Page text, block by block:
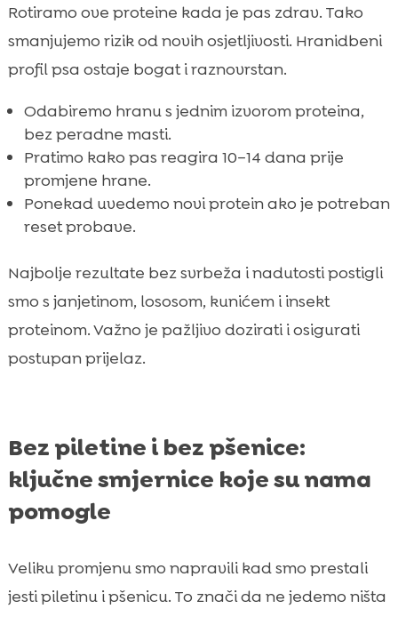
Rotiramo ove proteine kada je pas zdrav. Tako
smanjujemo rizik od novih osjetljivosti. Hranidbeni
profil psa ostaje bogat i raznovrstan.
Odabiremo hranu s jednim izvorom proteina,
bez peradne masti.
Pratimo kako pas reagira 10–14 dana prije
promjene hrane.
Ponekad uvedemo novi protein ako je potreban
reset probave.
Najbolje rezultate bez svrbeža i nadutosti postigli
smo s janjetinom, lososom, kunićem i insekt
proteinom. Važno je pažljivo dozirati i osigurati
postupan prijelaz.
Bez piletine i bez pšenice:
ključne smjernice koje su nama
pomogle
Veliku promjenu smo napravili kad smo prestali
jesti piletinu i pšenicu. To znači da ne jedemo ništa